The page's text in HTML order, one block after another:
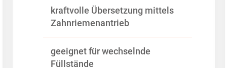
kraftvolle Übersetzung mittels
Zahnriemenantrieb
geeignet für wechselnde
Füllstände